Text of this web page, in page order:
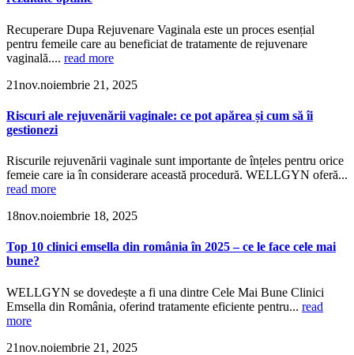
Recuperare Dupa Rejuvenare Vaginala este un proces esențial
pentru femeile care au beneficiat de tratamente de rejuvenare
vaginală.... read more
21nov.noiembrie 21, 2025
Riscuri ale rejuvenării vaginale: ce pot apărea și cum să îi
gestionezi
Riscurile rejuvenării vaginale sunt importante de înțeles pentru orice
femeie care ia în considerare această procedură. WELLGYN oferă...
read more
18nov.noiembrie 18, 2025
Top 10 clinici emsella din românia în 2025 – ce le face cele mai
bune?
WELLGYN se dovedește a fi una dintre Cele Mai Bune Clinici
Emsella din România, oferind tratamente eficiente pentru... read
more
21nov.noiembrie 21, 2025